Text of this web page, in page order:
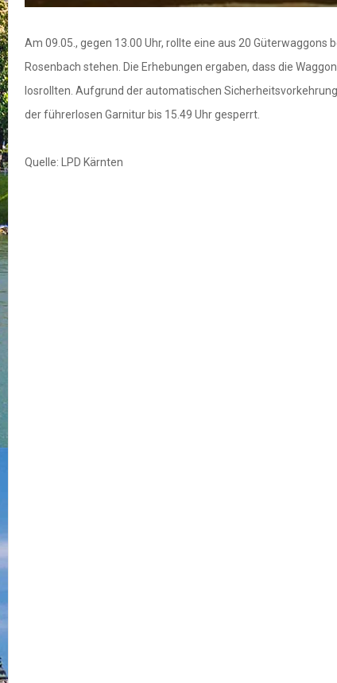
Am 09.05., gegen 13.00 Uhr, rollte eine aus 20
Rosenbach stehen. Die Erhebungen ergaben, dass die
losrollten. Aufgrund der automatischen
der führerlosen Garnitur bis 15.49 Uhr gesperrt.
Quelle: LPD Kärnten